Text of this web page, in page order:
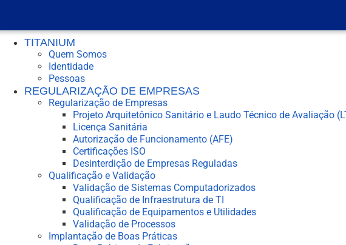
TITANIUM
Quem Somos
Identidade
Pessoas
REGULARIZAÇÃO DE EMPRESAS
Regularização de Empresas
Projeto Arquitetônico Sanitário e Laudo Técnico de Avaliação
Licença Sanitária
Autorização de Funcionamento (AFE)
Certificações ISO
Desinterdição de Empresas Reguladas
Qualificação e Validação
Validação de Sistemas Computadorizados
Qualificação de Infraestrutura de TI
Qualificação de Equipamentos e Utilidades
Validação de Processos
Implantação de Boas Práticas